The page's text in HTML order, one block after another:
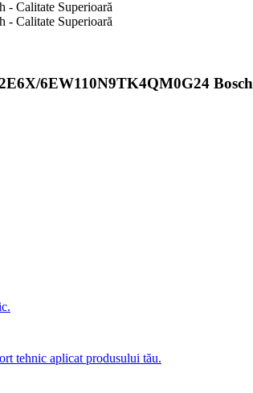
6EW110N9TK4QM0G24
tehnic aplicat produsului tău.